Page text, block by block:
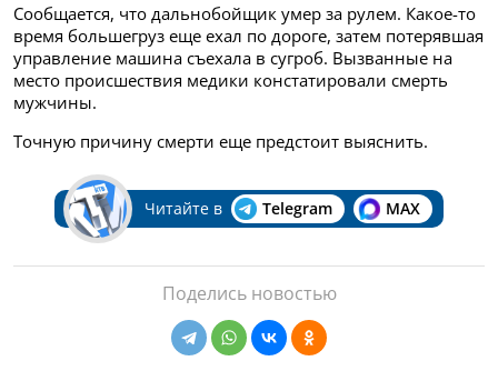
Сообщается, что дальнобойщик умер за рулем. Какое-то
время большегруз еще ехал по дороге, затем потерявшая
управление машина съехала в сугроб. Вызванные на
место происшествия медики констатировали смерть
мужчины.
Точную причину смерти еще предстоит выяснить.
Читайте в Telegram MAX
Поделись новостью